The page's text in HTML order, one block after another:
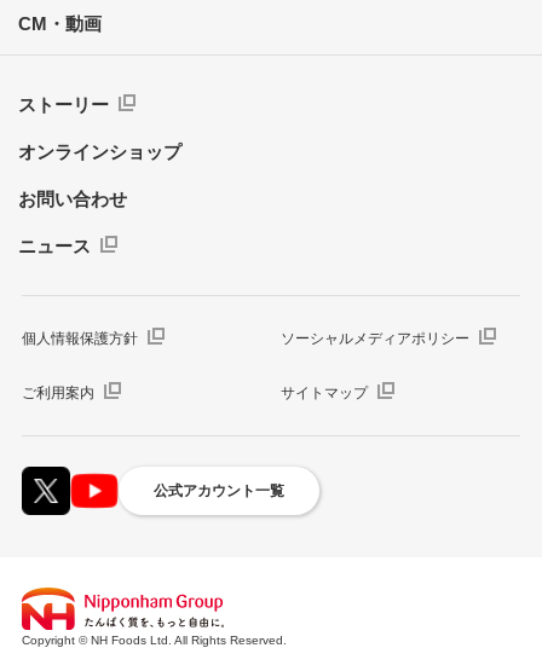
CM・動画
ストーリー
オンラインショップ
お問い合わせ
ニュース
個人情報保護方針 ソーシャルメディアポリシー
ご利用案内 サイトマップ
公式アカウント一覧
Copyright © NH Foods Ltd. All Rights Reserved.